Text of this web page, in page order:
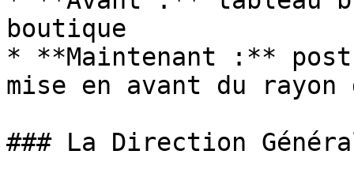
boutique
* **Maintenant :**
mise en avant du rayon
### La Direction